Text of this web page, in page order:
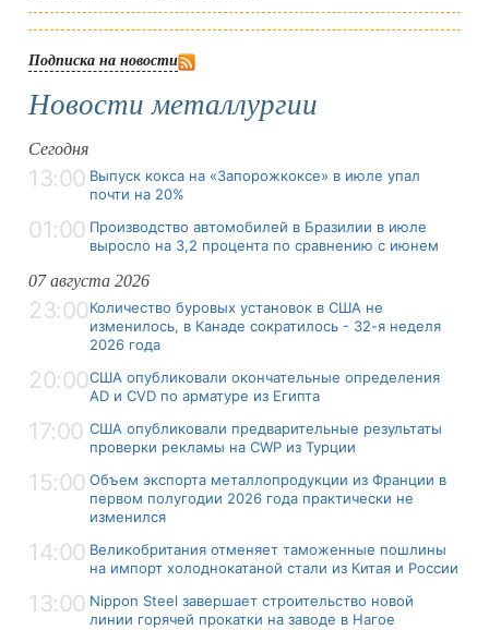
Подписка на новости
Новости металлургии
Сегодня
13:00 Выпуск кокса на «Запорожкоксе» в июле упал
почти на 20%
01:00 Производство автомобилей в Бразилии в июле
выросло на 3,2 процента по сравнению с июнем
07 августа 2026
23:00Количество буровых установок в США не
изменилось, в Канаде сократилось - 32-я неделя
2026 года
20:00США опубликовали окончательные определения
AD и CVD по арматуре из Египта
17:00 США опубликовали предварительные результаты
проверки рекламы на CWP из Турции
15:00 Объем экспорта металлопродукции из Франции в
первом полугодии 2026 года практически не
изменился
14:00 Великобритания отменяет таможенные пошлины
на импорт холоднокатаной стали из Китая и России
13:00 Nippon Steel завершает строительство новой
линии горячей прокатки на заводе в Нагое